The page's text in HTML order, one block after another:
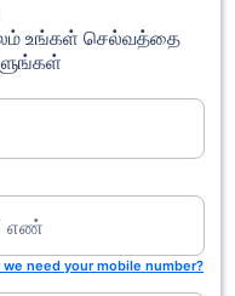
உங்கள் செல்வத்தை
எண்
we need your mobile number?